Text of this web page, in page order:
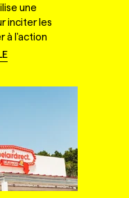
une
inciter les
à l'action